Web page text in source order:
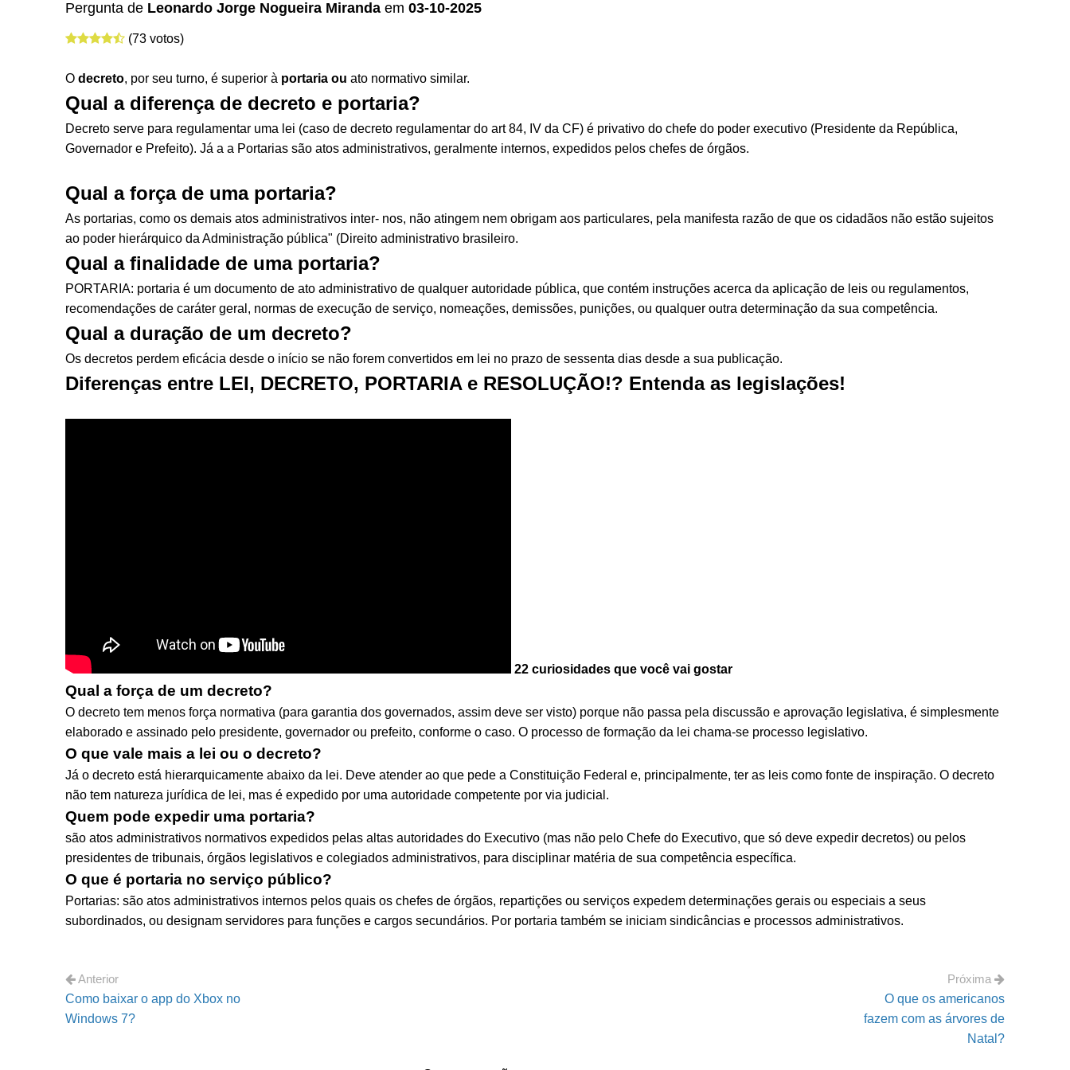
Pergunta de Leonardo Jorge Nogueira Miranda em 03-10-2025
(73 votos)
O decreto, por seu turno, é superior à portaria ou ato normativo similar.
Qual a diferença de decreto e portaria?
Decreto serve para regulamentar uma lei (caso de decreto regulamentar do art 84, IV da CF) é privativo do chefe do poder executivo (Presidente da República,
Governador e Prefeito). Já a a Portarias são atos administrativos, geralmente internos, expedidos pelos chefes de órgãos.
Qual a força de uma portaria?
As portarias, como os demais atos administrativos inter- nos, não atingem nem obrigam aos particulares, pela manifesta razão de que os cidadãos não estão sujeitos
ao poder hierárquico da Administração pública" (Direito administrativo brasileiro.
Qual a finalidade de uma portaria?
PORTARIA: portaria é um documento de ato administrativo de qualquer autoridade pública, que contém instruções acerca da aplicação de leis ou regulamentos,
recomendações de caráter geral, normas de execução de serviço, nomeações, demissões, punições, ou qualquer outra determinação da sua competência.
Qual a duração de um decreto?
Os decretos perdem eficácia desde o início se não forem convertidos em lei no prazo de sessenta dias desde a sua publicação.
Diferenças entre LEI, DECRETO, PORTARIA e RESOLUÇÃO!? Entenda as legislações!
22 curiosidades que você vai gostar
Qual a força de um decreto?
O decreto tem menos força normativa (para garantia dos governados, assim deve ser visto) porque não passa pela discussão e aprovação legislativa, é simplesmente
elaborado e assinado pelo presidente, governador ou prefeito, conforme o caso. O processo de formação da lei chama-se processo legislativo.
O que vale mais a lei ou o decreto?
Já o decreto está hierarquicamente abaixo da lei. Deve atender ao que pede a Constituição Federal e, principalmente, ter as leis como fonte de inspiração. O decreto
não tem natureza jurídica de lei, mas é expedido por uma autoridade competente por via judicial.
Quem pode expedir uma portaria?
são atos administrativos normativos expedidos pelas altas autoridades do Executivo (mas não pelo Chefe do Executivo, que só deve expedir decretos) ou pelos
presidentes de tribunais, órgãos legislativos e colegiados administrativos, para disciplinar matéria de sua competência específica.
O que é portaria no serviço público?
Portarias: são atos administrativos internos pelos quais os chefes de órgãos, repartições ou serviços expedem determinações gerais ou especiais a seus
subordinados, ou designam servidores para funções e cargos secundários. Por portaria também se iniciam sindicâncias e processos administrativos.
Anterior
Como baixar o app do Xbox no
Windows 7?
Próxima
O que os americanos
fazem com as árvores de
Natal?